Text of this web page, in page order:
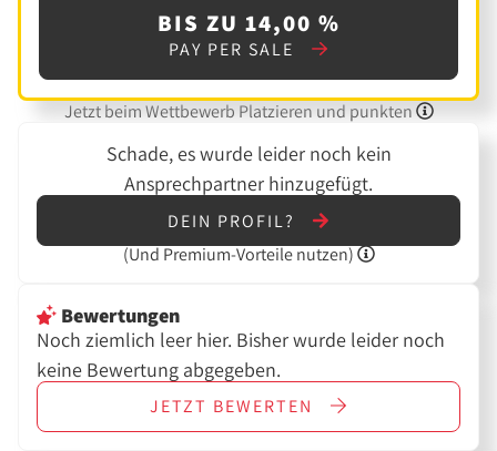
BIS ZU 14,00 %
PAY PER SALE
Jetzt beim Wettbewerb Platzieren und punkten
Schade, es wurde leider noch kein
Ansprechpartner hinzugefügt.
DEIN PROFIL?
(Und Premium-Vorteile nutzen)
Bewertungen
Noch ziemlich leer hier. Bisher wurde leider noch
keine Bewertung abgegeben.
JETZT BEWERTEN